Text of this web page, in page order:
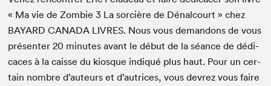
« Ma vie de Zom­bie3 La sor­cière de Dénal­court » chez
BAYARD CANA­DA LIVRES. Nous vous deman­dons de vous
présen­ter20 min­utes avant le début de la séance de dédi­
caces à la caisse du kiosque indiqué plus haut. Pour un cer­
tain nom­bre d’auteurs et d’autrices, vous devrez vous faire